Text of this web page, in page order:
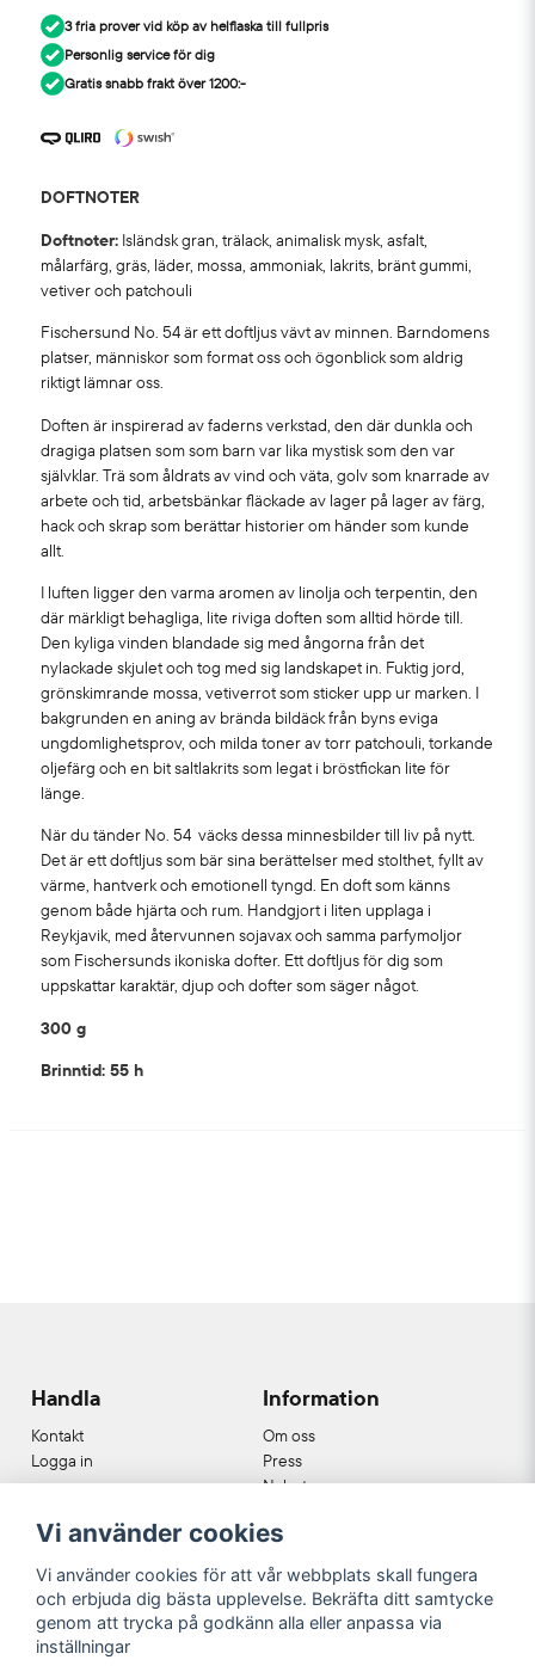
3 fria prover vid köp av helflaska till fullpris
Personlig service för dig
Gratis snabb frakt över 1200:-
DOFTNOTER
Doftnoter: Isländsk gran, trälack, animalisk mysk, asfalt,
målarfärg, gräs, läder, mossa, ammoniak, lakrits, bränt gummi,
vetiver och patchouli
Fischersund No. 54 är ett doftljus vävt av minnen. Barndomens
platser, människor som format oss och ögonblick som aldrig
riktigt lämnar oss.
Doften är inspirerad av faderns verkstad, den där dunkla och
dragiga platsen som som barn var lika mystisk som den var
självklar. Trä som åldrats av vind och väta, golv som knarrade av
arbete och tid, arbetsbänkar fläckade av lager på lager av färg,
hack och skrap som berättar historier om händer som kunde
allt.
I luften ligger den varma aromen av linolja och terpentin, den
där märkligt behagliga, lite riviga doften som alltid hörde till.
Den kyliga vinden blandade sig med ångorna från det
nylackade skjulet och tog med sig landskapet in. Fuktig jord,
grönskimrande mossa, vetiverrot som sticker upp ur marken. I
bakgrunden en aning av brända bildäck från byns eviga
ungdomlighetsprov, och milda toner av torr patchouli, torkande
oljefärg och en bit saltlakrits som legat i bröstfickan lite för
länge.
När du tänder No. 54 väcks dessa minnesbilder till liv på nytt.
Det är ett doftljus som bär sina berättelser med stolthet, fyllt av
värme, hantverk och emotionell tyngd. En doft som känns
genom både hjärta och rum. Handgjort i liten upplaga i
Reykjavik, med återvunnen sojavax och samma parfymoljor
som Fischersunds ikoniska dofter. Ett doftljus för dig som
uppskattar karaktär, djup och dofter som säger något.
300 g
Brinntid: 55 h
Handla
Kontakt
Logga in
Information
Om oss
Press
Nyheter
Cookies
Köpvillkor
Våra partners
Vi använder cookies
Vi använder cookies för att vår webbplats skall fungera
och erbjuda dig bästa upplevelse. Bekräfta ditt samtycke
genom att trycka på godkänn alla eller anpassa via
inställningar